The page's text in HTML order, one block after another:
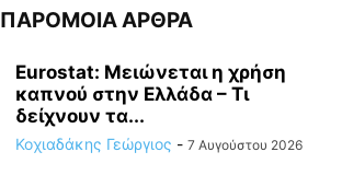
ΠΑΡΟΜΟΙΑ ΑΡΘΡΑ
Eurostat: Μειώνεται η χρήση
καπνού στην Ελλάδα – Τι
δείχνουν τα...
Κοχιαδάκης Γεώργιος - 7 Αυγούστου 2026